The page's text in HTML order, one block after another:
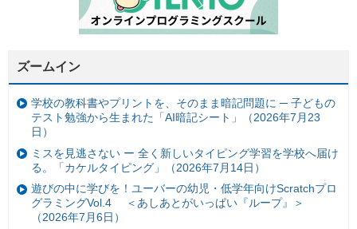
ズームイン
学校の教科書やプリントを、そのまま暗記問題に ─ 子どもの
テスト勉強から生まれた「AI暗記シート」（2026年7月23
日）
ミスを見逃さない ー 全く新しいタイピング学習を学校へ届け
る。「カケルタイピング」（2026年7月14日）
遊びの中に学びを！ユーバーの幼児・低学年向けScratchプロ
グラミングVol.4 ＜あしあとがいっぱい『ループ』＞
（2026年7月6日）